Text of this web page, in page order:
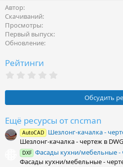
Автор
Скачиваний
Просмотры
Первый выпуск
Обновление
Рейтинги
0
з
ё
з
д
Обсудить
Ещё ресурсы от cncman
AutoCAD
Шезлонг-качалка -
Шезлонг-качалка - чертеж в DWG
DXF Фасады кухни/мебельные
Фасады кухни/мебельные -